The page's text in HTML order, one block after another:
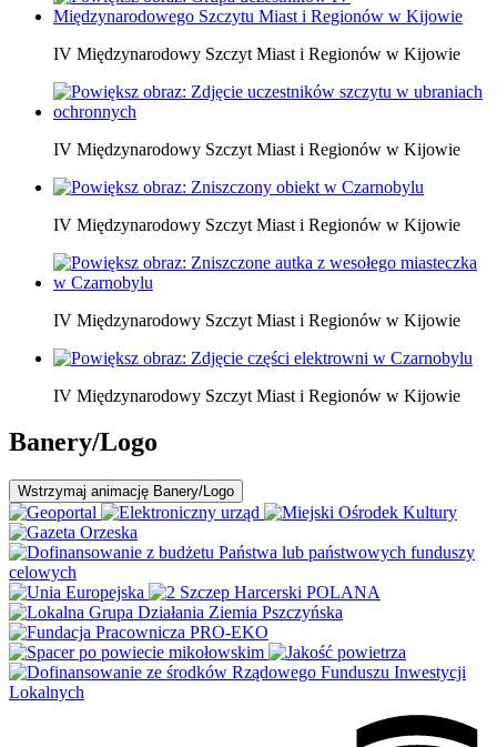
IV Międzynarodowy Szczyt Miast i Regionów w Kijowie
IV Międzynarodowy Szczyt Miast i Regionów w Kijowie
IV Międzynarodowy Szczyt Miast i Regionów w Kijowie
IV Międzynarodowy Szczyt Miast i Regionów w Kijowie
IV Międzynarodowy Szczyt Miast i Regionów w Kijowie
Banery/Logo
Wstrzymaj animację Banery/Logo